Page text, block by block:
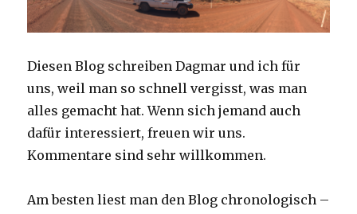
Diesen Blog schreiben Dagmar und ich für
uns, weil man so schnell vergisst, was man
alles gemacht hat. Wenn sich jemand auch
dafür interessiert, freuen wir uns.
Kommentare sind sehr willkommen.
Am besten liest man den Blog chronologisch –